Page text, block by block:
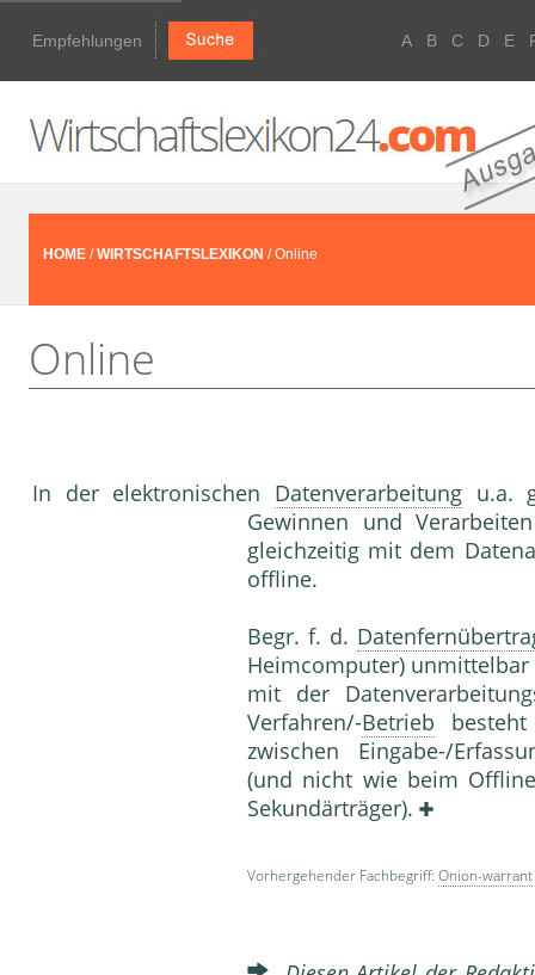
Empfehlungen A B C D E
HOME /WIRTSCHAFTSLEXIKON / Online
Online
In der elektronischen Datenverarbeitungu.a.
Gewinnen und
gleichzeitig mit dem
offline.
Begr. f. d.
Heimcomputer) unmittelbar
mit der
Verfahren/-Betrieb besteht
zwischen Eingabe-/
(und nicht wie beim
Sekundärträger).
Vorhergehender Fachbegriff: Onion-warrant